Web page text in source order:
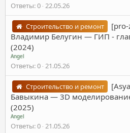
Ответы 0 22.05.26
Строительство и ремонт
Владимир Белугин ― ГИП -
(2024)
Angel
Ответы 0 21.05.26
Строительство и ремонт
Бавыкина ― 3D
(2025)
Angel
Ответы 0 21.05.26